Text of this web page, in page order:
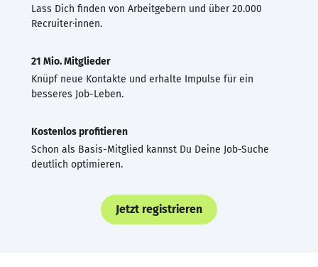
Lass Dich finden von Arbeitgebern und über 20.000
Recruiter·innen.
21 Mio. Mitglieder
Knüpf neue Kontakte und erhalte Impulse für ein
besseres Job-Leben.
Kostenlos profitieren
Schon als Basis-Mitglied kannst Du Deine Job-Suche
deutlich optimieren.
Jetzt registrieren